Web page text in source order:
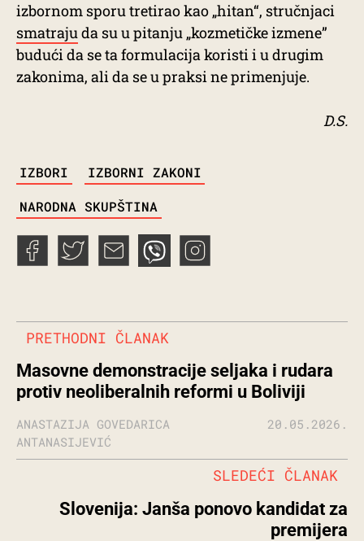
izbornom sporu tretirao kao „hitan“, stručnjaci
smatrajuda su u pitanju „kozmetičke izmene”
budući da se ta formulacija koristi i u drugim
zakonima, ali da se u praksi ne primenjuje.
D.S.
IZBORI IZBORNI ZAKONI
NARODNA SKUPŠTINA
PRETHODNI ČLANAK
Masovne demonstracije seljaka i rudara
protiv neoliberalnih reformi u Boliviji
ANASTAZIJA GOVEDARICA
ANTANASIJEVIĆ
20.05.2026.
Slovenija: Janša ponovo kandidat za
premijera
SLEDEĆI ČLANAK